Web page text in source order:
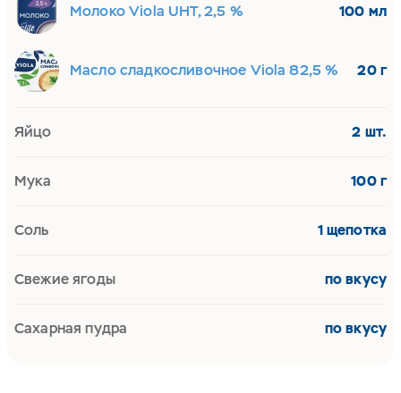
Молоко Viola UHT, 2,5 % 100 мл
Масло сладкосливочное Viola 82,5 % 20 г
Яйцо 2 шт.
Мука 100 г
Соль 1 щепотка
Свежие ягоды по вкусу
Сахарная пудра по вкусу